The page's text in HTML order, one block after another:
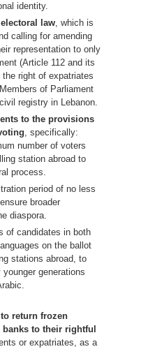
identity.
law, which is
calling for amending
representation to only
(Article 112 and its
right of expatriates
of Parliament
registry in Lebanon.
to the provisions
, specifically:
number of voters
station abroad to
process.
period of no less
broader
diaspora.
of candidates in both
on the ballot
stations abroad, to
generations
return frozen
to their rightful
or expatriates, as a